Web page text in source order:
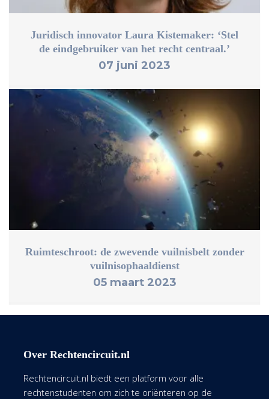
Juridisch innovator Laura Kistemaker: ‘Stel
de eindgebruiker van het recht centraal.’
07 juni 2023
Ruimteschroot: de zwevende vuilnisbelt zonder
vuilnisophaaldienst
05 maart 2023
Over Rechtencircuit.nl
Rechtencircuit.nl biedt een platform voor alle
rechtenstudenten om zich te oriënteren op de